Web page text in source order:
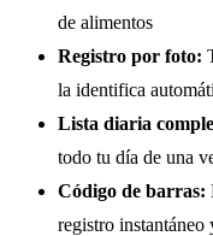
de alimentos
Registro por foto:
la identifica
Lista diaria
todo tu día de una
Código de barras:
registro instantáneo